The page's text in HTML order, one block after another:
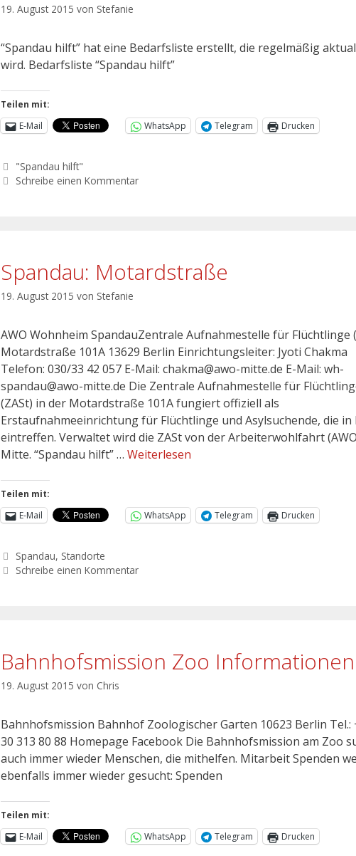
19. August 2015 von Stefanie
“Spandau hilft” hat eine Bedarfsliste erstellt, die regelmäßig
wird. Bedarfsliste “Spandau hilft”
Teilen mit:
E-Mail
WhatsApp Telegram Drucken
"Spandau hilft"
Schreibe einen Kommentar
Spandau: Motardstraße
19. August 2015 von Stefanie
AWO Wohnheim SpandauZentrale Aufnahmestelle für Flüchtlinge
Motardstraße 101A 13629 Berlin Einrichtungsleiter: Jyoti Chakma
Telefon: 030/33 42 057 E-Mail: chakma@awo-mitte.de E-Mail: wh-
spandau@awo-mitte.de Die Zentrale Aufnahmestelle für
(ZASt) in der Motardstraße 101A fungiert offiziell als
Erstaufnahmeeinrichtung für Flüchtlinge und Asylsuchende, die in
eintreffen. Verwaltet wird die ZASt von der Arbeiterwohlfahrt
Mitte. “Spandau hilft” … Weiterlesen
Teilen mit:
E-Mail
WhatsApp Telegram Drucken
Spandau, Standorte
Schreibe einen Kommentar
Bahnhofsmission Zoo Informationen
19. August 2015 von Chris
Bahnhofsmission Bahnhof Zoologischer Garten 10623 Berlin Tel.:
30 313 80 88 Homepage Facebook Die Bahnhofsmission am Zoo
auch immer wieder Menschen, die mithelfen. Mitarbeit Spenden
ebenfalls immer wieder gesucht: Spenden
Teilen mit:
E-Mail
WhatsApp Telegram Drucken